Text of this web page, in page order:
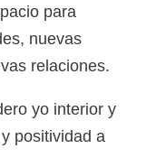
para
nuevas
relaciones.
yo interior y
positividad a